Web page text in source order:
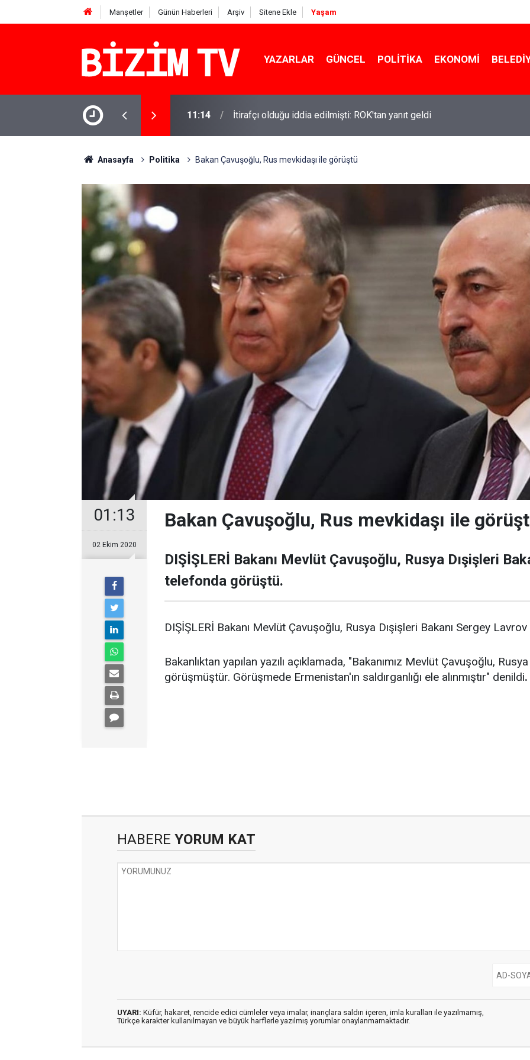
Manşetler Günün Haberleri Arşiv Sitene Ekle Yaşam
YAZARLAR GÜNCEL POLITIKA EKONOMI
Miraç yaşamını yitirdi: Komşusu
11:14 İtirafçı olduğu iddia edilmişti: ROK'tan yanıt geldi
Anasayfa Politika Bakan Çavuşoğlu, Rus mevkidaşı ile görüştü
01:13
02 Ekim 2020
Bakan Çavuşoğlu, Rus mevkidaşı ile
DIŞİŞLERİ Bakanı Mevlüt Çavuşoğlu, Rusya Dışişleri
telefonda görüştü.
DIŞİŞLERİ Bakanı Mevlüt Çavuşoğlu, Rusya Dışişleri Bakanı Sergey
Bakanlıktan yapılan yazılı açıklamada, "Bakanımız Mevlüt Çavuşoğlu,
görüşmüştür. Görüşmede Ermenistan'ın saldırganlığı ele alınmıştır" denildi.
HABERE YORUM KAT
UYARI: Küfür, hakaret, rencide edici cümleler veya imalar, inançlara saldırı içeren, imla kuralları ile yazılmamış,
Türkçe karakter kullanılmayan ve büyük harflerle yazılmış yorumlar onaylanmamaktadır.